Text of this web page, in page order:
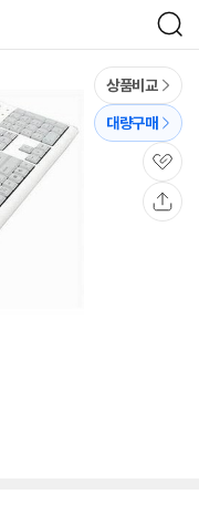
검
색
상품비교
대량구매
관
심